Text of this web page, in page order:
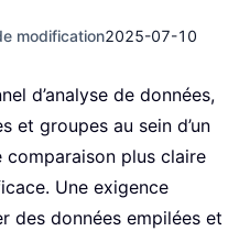
modification2025-07-10
d’analyse de données,
et groupes au sein d’un
comparaison plus claire
Une exigence
des données empilées et